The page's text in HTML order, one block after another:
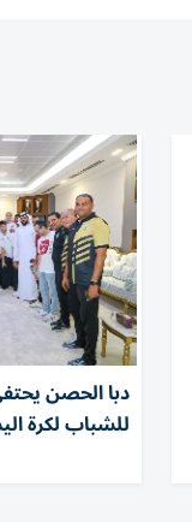
دبا الحصن
للشباب لكرة